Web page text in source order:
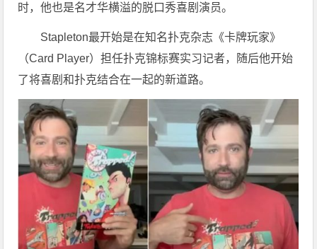
时，他也是名才华横溢的脱口秀喜剧演员。
Stapleton最开始是在知名扑克杂志《卡牌玩家》
（Card Player）担任扑克锦标赛实习记者，随后他开始
了将喜剧和扑克结合在一起的新道路。